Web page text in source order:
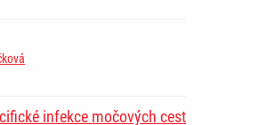
infekce močových cest